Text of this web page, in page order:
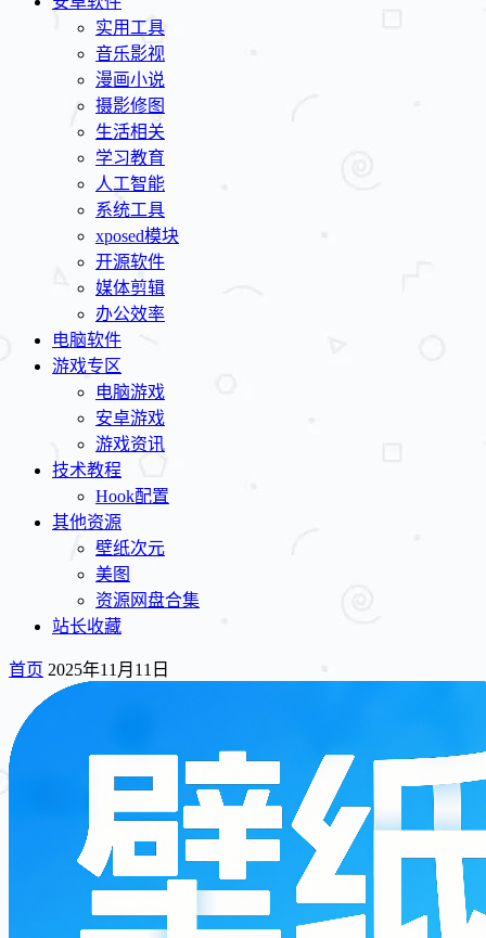
实用工具
音乐影视
漫画小说
摄影修图
生活相关
学习教育
人工智能
系统工具
xposed模块
开源软件
媒体剪辑
办公效率
电脑软件
游戏专区
电脑游戏
安卓游戏
游戏资讯
技术教程
Hook配置
其他资源
壁纸次元
美图
资源网盘合集
站长收藏
首页 2025年11月11日